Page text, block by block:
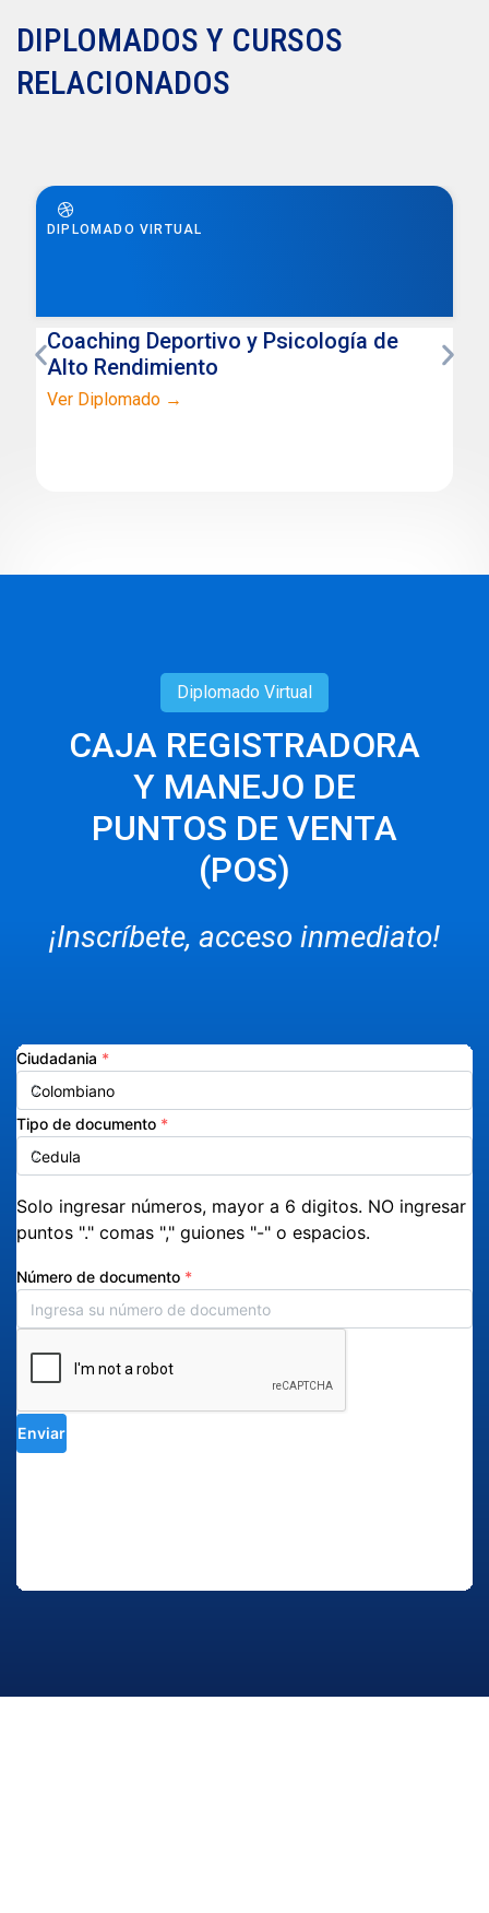
DIPLOMADOS Y CURSOS
RELACIONADOS
DIPLOMADO VIRTUAL
Coaching Deportivo y Psicología de
Alto Rendimiento
Ver Diplomado →
Diplomado Virtual
CAJA REGISTRADORA
Y MANEJO DE
PUNTOS DE VENTA
(POS)
¡Inscríbete, acceso inmediato!